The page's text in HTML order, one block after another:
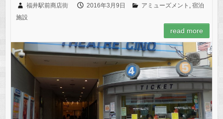
福井駅前商店街 2016年3月9日 アミューズメント , 宿泊
施設
read more